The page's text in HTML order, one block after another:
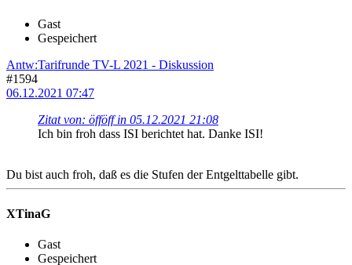
Gast
Gespeichert
Antw:Tarifrunde TV-L 2021 - Diskussion
#1594
06.12.2021 07:47
Zitat von: öfföff in 05.12.2021 21:08
Ich bin froh dass ISI berichtet hat. Danke ISI!
Du bist auch froh, daß es die Stufen der Entgelttabelle gibt.
XTinaG
Gast
Gespeichert